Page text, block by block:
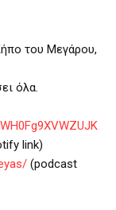
του Μεγάρου,
όλα.
link)
(podcast